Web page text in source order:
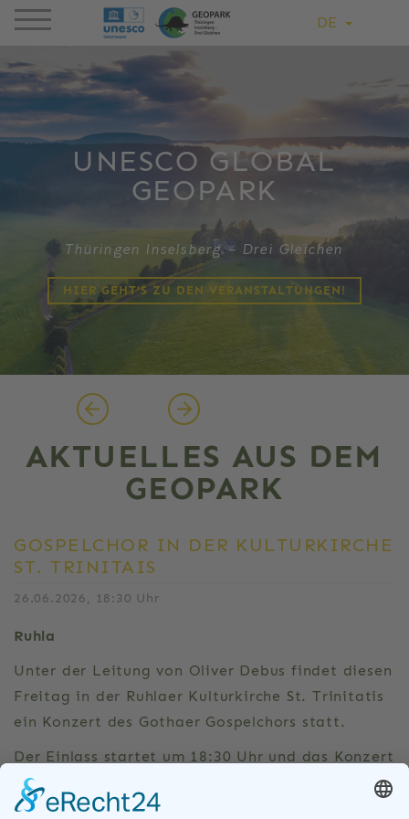
DE
UNESCO GLOBAL
GEOPARK
Thüringen Inselsberg – Drei Gleichen
HIER GEHT'S ZU DEN VERANSTALTUNGEN!
AKTUELLES AUS DEM
GEOPARK
GOSPELCHOR IN DER KULTURKIRCHE
ST. TRINITAIS
26.06.2026, 18:30 Uhr
Ruhla
Unter der Leitung von Oliver Debus findet diesen
Freitag in der Ruhlaer Kulturkirche St. Trinitatis
ein Konzert des Gothaer Gospelchors statt.
Der Einlass startet um 18:30 Uhr und das Konzert
beginnt um 19 Uhr.